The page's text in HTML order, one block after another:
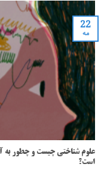
علوم شناختی چیست و چطور به
است؟
22
مه